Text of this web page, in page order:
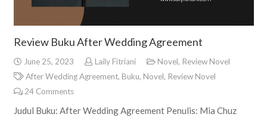
Review Buku After Wedding Agreement
June 25, 2023 Laily Fitriani Novel, Review Novel
After Wedding Agreement, Buku, Novel, Review Novel
24 Comments
Judul Buku: After Wedding Agreement Penulis: Mia Chuz